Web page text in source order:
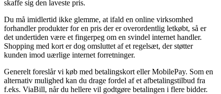
skaffe sig den laveste pris.
Du må imidlertid ikke glemme, at ifald en online virksomhed
forhandler produkter for en pris der er overordentlig letkøbt, så er
det undertiden være et fingerpeg om en svindel internet handler.
Shopping med kort er dog omsluttet af et regelsæt, der støtter
kunden imod uærlige internet forretninger.
Generelt foreslår vi køb med betalingskort eller MobilePay. Som en
alternativ mulighed kan du drage fordel af et afbetalingstilbud fra
f.eks. ViaBill, når du hellere vil godtgøre betalingen i flere bidder.